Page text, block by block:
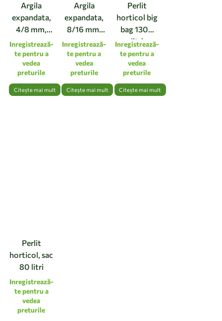
Argila
expandata,
4/8 mm,
vrac
Inregistrează-
te pentru a
vedea
preturile
Citește mai mult
Argila
expandata,
8/16 mm,
vrac
Inregistrează-
te pentru a
vedea
preturile
Citește mai mult
Perlit
horticol big
bag 1300
litri
Inregistrează-
te pentru a
vedea
preturile
Citește mai mult
Perlit
horticol, sac
80 litri
Inregistrează-
te pentru a
vedea
preturile